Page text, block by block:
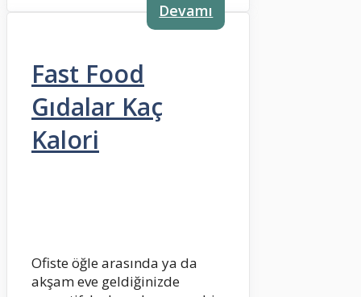
Devamı
Fast Food
Gıdalar Kaç
Kalori
Ofiste öğle arasında ya da
akşam eve geldiğinizde